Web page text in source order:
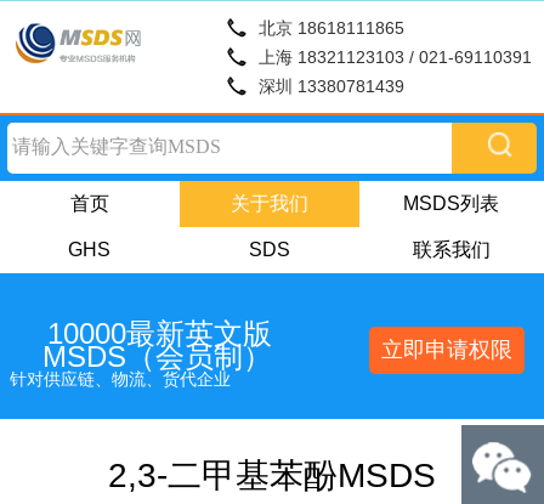
北京 18618111865
上海 18321123103 / 021-69110391
深圳 13380781439
首页 关于我们 MSDS列表
GHS SDS 联系我们
10000最新英文版
MSDS（会员制）
针对供应链、物流、货代企业
立即申请权限
2,3-二甲基苯酚MSDS